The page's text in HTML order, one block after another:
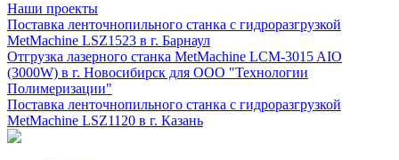
Наши проекты
Поставка ленточнопильного станка c гидроразгрузкой
MetMachine LSZ1523 в г. Барнаул
Отгрузка лазерного станка MetMachine LCM-3015 AIO
(3000W) в г. Новосибирск для ООО "Технологии
Полимеризации"
Поставка ленточнопильного станка c гидроразгрузкой
MetMachine LSZ1120 в г. Казань